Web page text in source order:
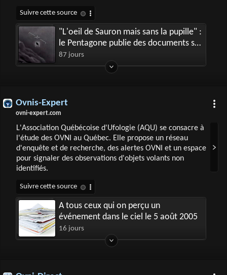
"L'oeil de Sauron mais sans la pupille" :
le Pentagone publie des documents sur
les ovnis
87 jours
Ovnis-Expert
ovni-expert.com
L'Association Québécoise d'Ufologie (AQU) se consacre à
l'étude des OVNI au Québec. Elle propose un réseau
d'enquête et de recherche, des alertes OVNI et un espace
pour signaler des observations d'objets volants non
identifiés.
A tous ceux qui on perçu un
événement dans le ciel le 5 août 2005
16 jours